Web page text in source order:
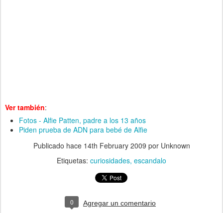
Ver también:
Fotos - Alfie Patten, padre a los 13 años
Piden prueba de ADN para bebé de Alfie
Publicado hace 14th February 2009 por Unknown
Etiquetas: curiosidades escandalo
0 Agregar un comentario